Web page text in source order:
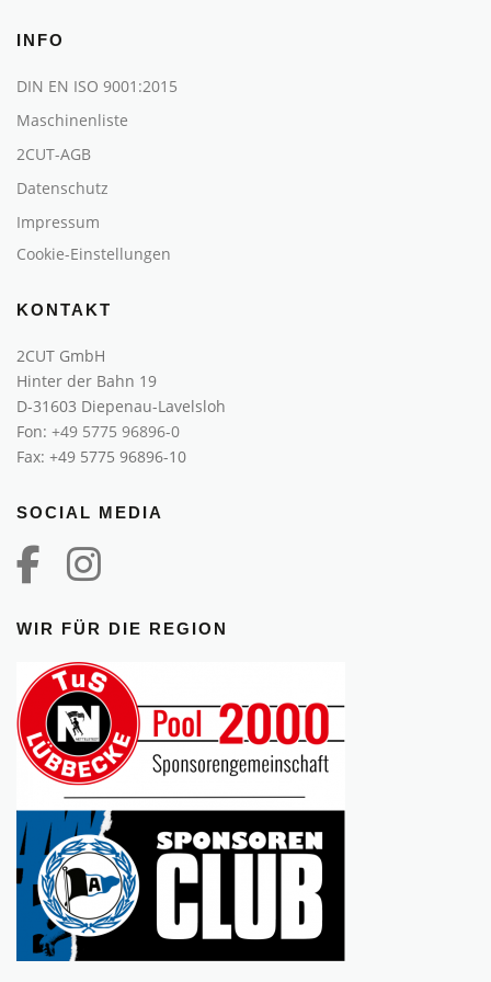
INFO
DIN EN ISO 9001:2015
Maschinenliste
2CUT-AGB
Datenschutz
Impressum
Cookie-Einstellungen
KONTAKT
2CUT GmbH
Hinter der Bahn 19
D-31603 Diepenau-Lavelsloh
Fon: +49 5775 96896-0
Fax: +49 5775 96896-10
SOCIAL MEDIA
WIR FÜR DIE REGION